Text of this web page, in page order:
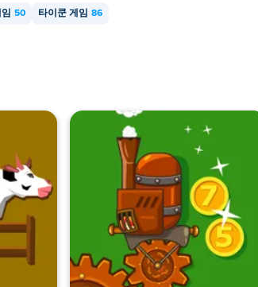
50 타이쿤 게임 86